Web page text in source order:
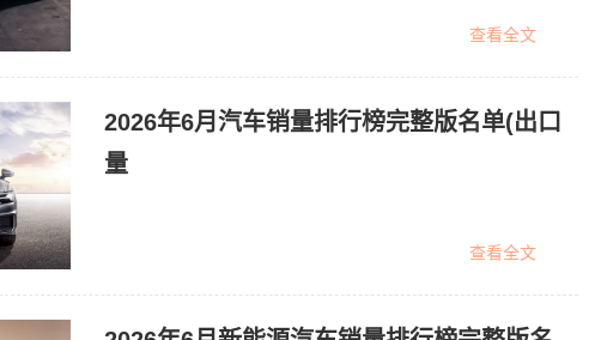
查看全文
2026年6月汽车销量排行榜完整版名单(出口
量
查看全文